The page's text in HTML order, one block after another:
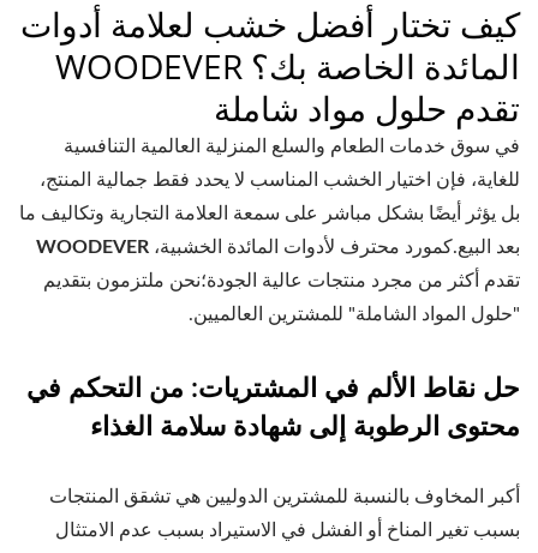
كيف تختار أفضل خشب لعلامة أدوات
المائدة الخاصة بك؟ WOODEVER
تقدم حلول مواد شاملة
في سوق خدمات الطعام والسلع المنزلية العالمية التنافسية
للغاية، فإن اختيار الخشب المناسب لا يحدد فقط جمالية المنتج،
بل يؤثر أيضًا بشكل مباشر على سمعة العلامة التجارية وتكاليف ما
بعد البيع.كمورد محترف لأدوات المائدة الخشبية، WOODEVER
تقدم أكثر من مجرد منتجات عالية الجودة؛نحن ملتزمون بتقديم
"حلول المواد الشاملة" للمشترين العالميين.
حل نقاط الألم في المشتريات: من التحكم في
محتوى الرطوبة إلى شهادة سلامة الغذاء
أكبر المخاوف بالنسبة للمشترين الدوليين هي تشقق المنتجات
بسبب تغير المناخ أو الفشل في الاستيراد بسبب عدم الامتثال